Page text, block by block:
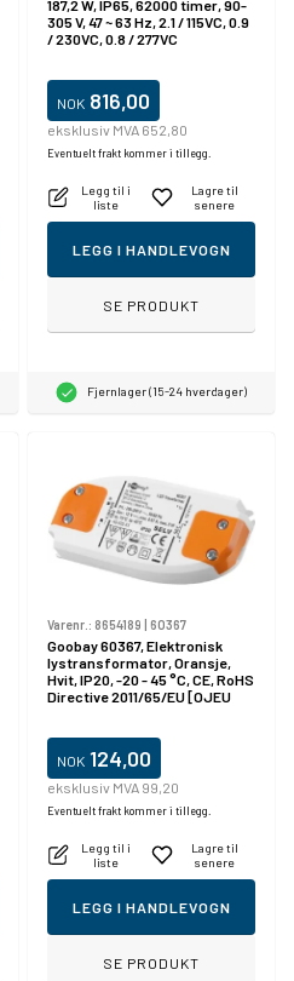
187,2 W, IP65, 62000 timer, 90-
305 V, 47 ~ 63 Hz, 2.1 / 115VC, 0.9
/ 230VC, 0.8 / 277VC
NOK 816,00
eksklusiv MVA 652,80
Eventuelt frakt kommer i tillegg.
Legg til i
liste
Lagre til
senere
LEGG I HANDLEVOGN
SE PRODUKT
Fjernlager (15-24 hverdager)
Varenr.: 8654189 60367
Goobay 60367, Elektronisk
lystransformator, Oransje,
Hvit, IP20, -20 - 45 °C, CE, RoHS
Directive 2011/65/EU [OJEU
NOK 124,00
eksklusiv MVA 99,20
Eventuelt frakt kommer i tillegg.
Legg til i
liste
Lagre til
senere
LEGG I HANDLEVOGN
SE PRODUKT